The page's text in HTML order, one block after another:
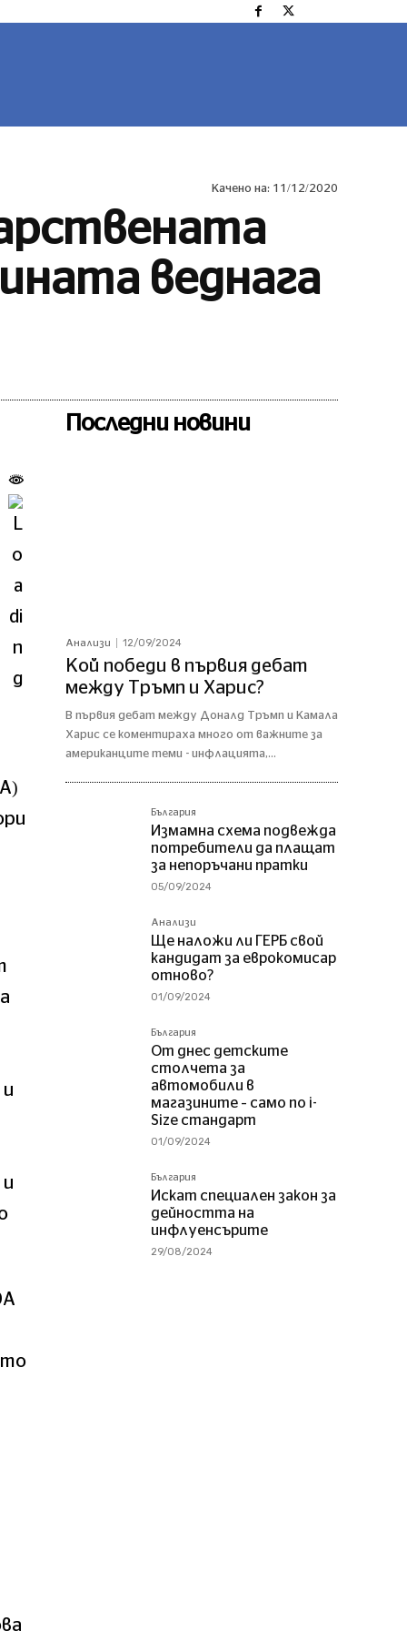
Качено на: 11/12/2020
веднага
Последни новини
Анализи 12/09/2024
Кой победи в първия дебат
между Тръмп и Харис?
В първия дебат между Доналд Тръмп и Камала
Харис се коментираха много от важните за
американците теми - инфлацията,...
България
Измамна схема подвежда
потребители да плащат
за непоръчани пратки
05/09/2024
Анализи
Ще наложи ли ГЕРБ свой
кандидат за еврокомисар
отново?
01/09/2024
България
От днес детските
столчета за
автомобили в
магазините – само по i-
Size стандарт
01/09/2024
България
Искат специален закон за
дейността на
инфлуенсърите
29/08/2024